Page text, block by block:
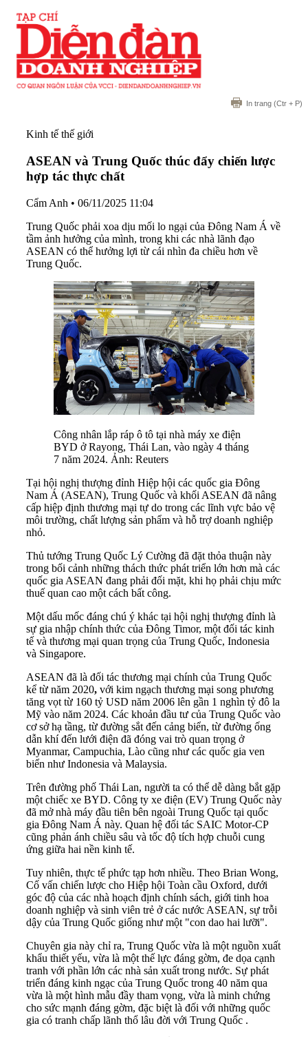
In trang (Ctr + P)
Kinh tế thế giới
ASEAN và Trung Quốc thúc đẩy chiến lược
hợp tác thực chất
Cẩm Anh • 06/11/2025 11:04
Trung Quốc phải xoa dịu mối lo ngại của Đông Nam Á về
tầm ảnh hưởng của mình, trong khi các nhà lãnh đạo
ASEAN có thể hưởng lợi từ cái nhìn đa chiều hơn về
Trung Quốc.
Công nhân lắp ráp ô tô tại nhà máy xe điện
BYD ở Rayong, Thái Lan, vào ngày 4 tháng
7 năm 2024. Ảnh: Reuters
Tại hội nghị thượng đỉnh Hiệp hội các quốc gia Đông
Nam Á (ASEAN), Trung Quốc và khối ASEAN đã nâng
cấp hiệp định thương mại tự do trong các lĩnh vực bảo vệ
môi trường, chất lượng sản phẩm và hỗ trợ doanh nghiệp
nhỏ.
Thủ tướng Trung Quốc Lý Cường đã đặt thỏa thuận này
trong bối cảnh những thách thức phát triển lớn hơn mà các
quốc gia ASEAN đang phải đối mặt, khi họ phải chịu mức
thuế quan cao một cách bất công.
Một dấu mốc đáng chú ý khác tại hội nghị thượng đỉnh là
sự gia nhập chính thức của Đông Timor, một đối tác kinh
tế và thương mại quan trọng của Trung Quốc, Indonesia
và Singapore.
ASEAN đã là đối tác thương mại chính của Trung Quốc
kể từ năm 2020, với kim ngạch thương mại song phương
tăng vọt từ 160 tỷ USD năm 2006 lên gần 1 nghìn tỷ đô la
Mỹ vào năm 2024. Các khoản đầu tư của Trung Quốc vào
cơ sở hạ tầng, từ đường sắt đến cảng biển, từ đường ống
dẫn khí đến lưới điện đã đóng vai trò quan trọng ở
Myanmar, Campuchia, Lào cũng như các quốc gia ven
biển như Indonesia và Malaysia.
Trên đường phố Thái Lan, người ta có thể dễ dàng bắt gặp
một chiếc xe BYD. Công ty xe điện (EV) Trung Quốc này
đã mở nhà máy đầu tiên bên ngoài Trung Quốc tại quốc
gia Đông Nam Á này. Quan hệ đối tác SAIC Motor-CP
cũng phản ánh chiều sâu và tốc độ tích hợp chuỗi cung
ứng giữa hai nền kinh tế.
Tuy nhiên, thực tế phức tạp hơn nhiều. Theo Brian Wong,
Cố vấn chiến lược cho Hiệp hội Toàn cầu Oxford, dưới
góc độ của các nhà hoạch định chính sách, giới tinh hoa
doanh nghiệp và sinh viên trẻ ở các nước ASEAN, sự trỗi
dậy của Trung Quốc giống như một "con dao hai lưỡi".
Chuyên gia này chỉ ra, Trung Quốc vừa là một nguồn xuất
khẩu thiết yếu, vừa là một thế lực đáng gờm, đe dọa cạnh
tranh với phần lớn các nhà sản xuất trong nước. Sự phát
triển đáng kinh ngạc của Trung Quốc trong 40 năm qua
vừa là một hình mẫu đầy tham vọng, vừa là minh chứng
cho sức mạnh đáng gờm, đặc biệt là đối với những quốc
gia có tranh chấp lãnh thổ lâu đời với Trung Quốc .